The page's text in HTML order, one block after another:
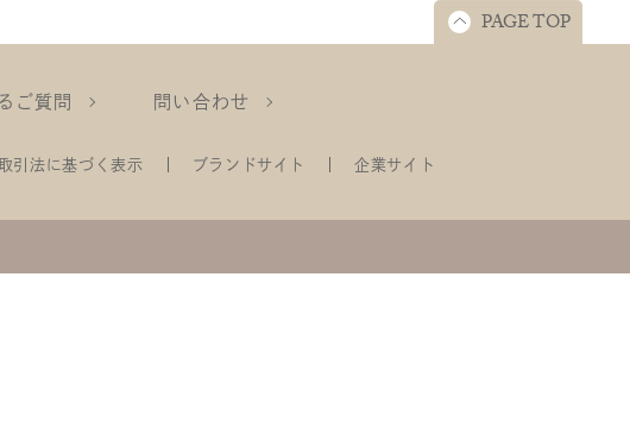
PAGE TOP
ご質問 問い合わせ
引法に基づく表示 ブランドサイト 企業サイト